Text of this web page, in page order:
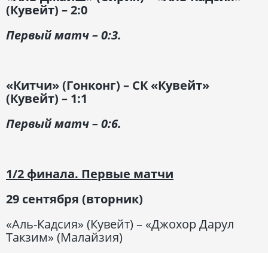
(Кувейт) – 2:0
Первый матч – 0:3.
«Китчи» (Гонконг) – СК «Кувейт»
(Кувейт) – 1:1
Первый матч – 0:6.
1/2 финала. Первые матчи
29 сентября (вторник)
«Аль-Кадсия» (Кувейт) – «Джохор Дарул
Такзим» (Малайзия)